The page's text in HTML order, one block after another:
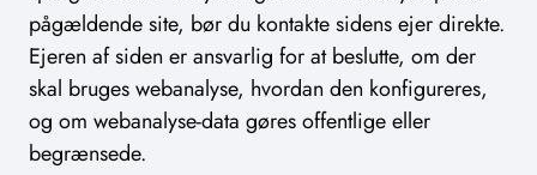
pågældende site, bør du kontakte sidens ejer direkte.
Ejeren af siden er ansvarlig for at beslutte, om der
skal bruges webanalyse, hvordan den konfigureres,
og om webanalyse-data gøres offentlige eller
begrænsede.